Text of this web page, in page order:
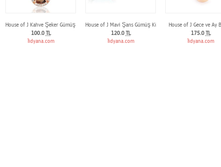
House of J Kahve Şeker Gümüş Kolye
100.0 TL
lidyana.com
House of J Mavi Şans Gümüş Küpe
120.0 TL
lidyana.com
House of J Gece ve Ay
175.0 TL
lidyana.com